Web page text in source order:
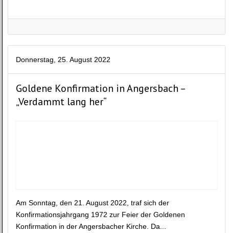
Donnerstag, 25. August 2022
Goldene Konfirmation in Angersbach –
„Verdammt lang her“
Am Sonntag, den 21. August 2022, traf sich der
Konfirmationsjahrgang 1972 zur Feier der Goldenen
Konfirmation in der Angersbacher Kirche. Da...